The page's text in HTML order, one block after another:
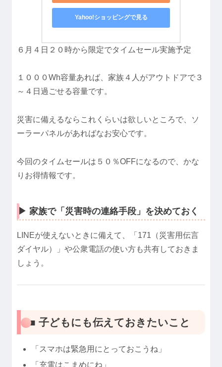
Yahoo!ショッピングで見る
６月４日２０時から限定でタイムセール実施予定
１０００Wh容量あれば、家族４人がアウトドアで３
～４日過ごせる容量です。
災害に備えるならこれくらいは欲しいところで、ソ
ーラーパネルがあればなお安心です。
今回のタイムセールは５０％OFFになるので、かな
りお得情報です。
▶︎ 家族で「災害時の連絡手段」を決めておく
LINEが使えないときに備えて、「171（災害用伝言
ダイヤル）」や公衆電話の使い方も共有しておきま
しょう。
■ 子どもにも伝えておきたいこと
「スマホは緊急用にとっておこうね」
「充電はこまめにね」